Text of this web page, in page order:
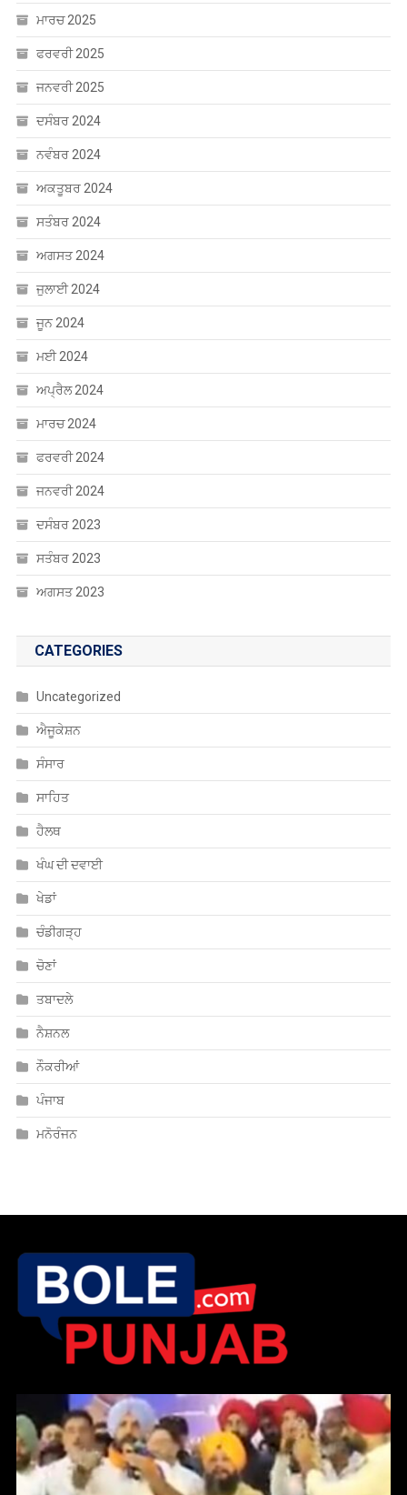
ਫਰਵਰੀ 2025
ਜਨਵਰੀ 2025
ਦਸੰਬਰ 2024
ਨਵੰਬਰ 2024
ਅਕਤੂਬਰ 2024
ਸਤੰਬਰ 2024
ਅਗਸਤ 2024
ਜੁਲਾਈ 2024
ਜੂਨ 2024
ਮਈ 2024
ਅਪ੍ਰੈਲ 2024
ਮਾਰਚ 2024
ਫਰਵਰੀ 2024
ਜਨਵਰੀ 2024
ਦਸੰਬਰ 2023
ਸਤੰਬਰ 2023
ਅਗਸਤ 2023
ਐਜੂਕੇਸ਼ਨ
ਸੰਸਾਰ
ਸਾਹਿਤ
ਹੈਲਥ
ਖੰਘ ਦੀ ਦਵਾਈ
ਖੇਡਾਂ
ਚੰਡੀਗੜ੍ਹ
ਚੋਣਾਂ
ਤਬਾਦਲੇ
ਨੈਸ਼ਨਲ
ਨੌਕਰੀਆਂ
ਪੰਜਾਬ
ਮਨੋਰੰਜਨ